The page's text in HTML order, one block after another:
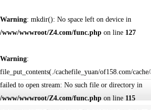
Warning: mkdir(): No space left on device in
/www/wwwroot/Z4.com/func.php on line 127
Warning:
file_put_contents(./cachefile_yuan/of158.com/
failed to open stream: No such file or directory in
/www/wwwroot/Z4.com/func.php on line 115